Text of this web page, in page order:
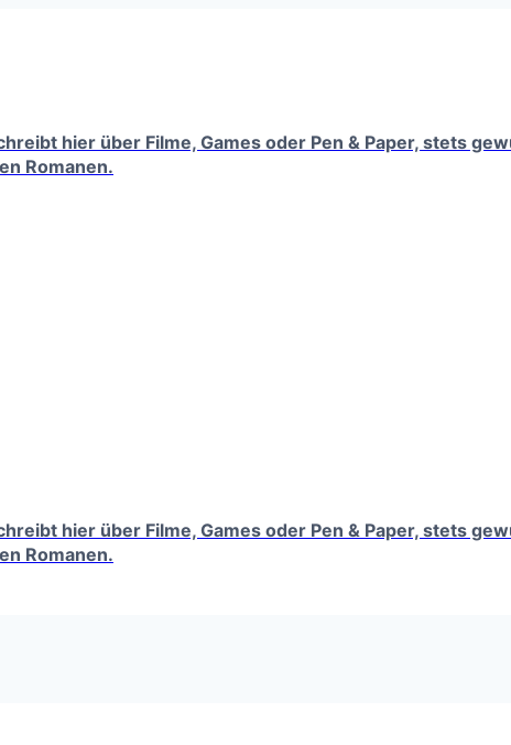
hier über Filme, Games oder Pen & Paper, stets
Romanen.
hier über Filme, Games oder Pen & Paper, stets
Romanen.